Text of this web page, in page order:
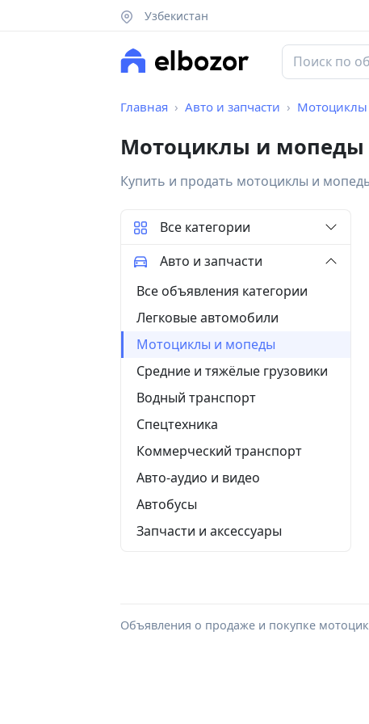
Узбекистан
Главная Авто и запчасти
Мотоциклы и мопеды
Купить и продать мотоциклы и
Все категории
Авто и запчасти
Все объявления категории
Легковые автомобили
Мотоциклы и мопеды
Средние и тяжёлые грузовики
Водный транспорт
Спецтехника
Коммерческий транспорт
Авто-аудио и видео
Автобусы
Запчасти и аксессуары
Объявления о продаже и покупке